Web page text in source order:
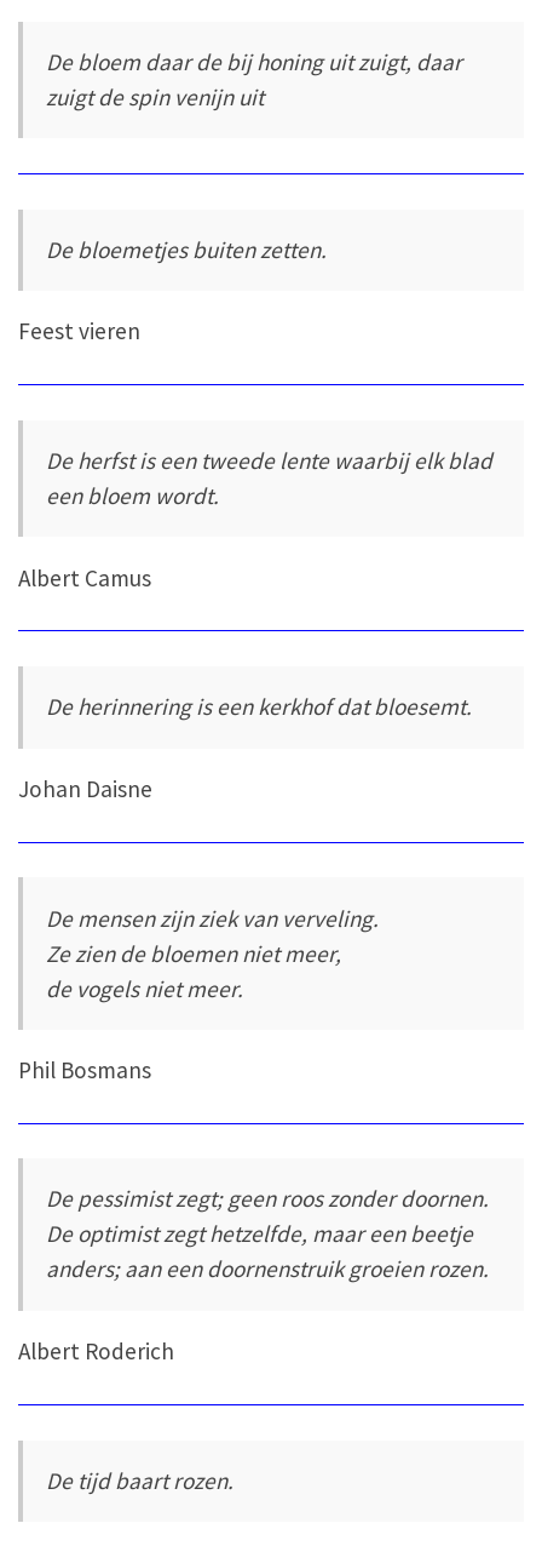
De bloem daar de bij honing uit zuigt, daar
zuigt de spin venijn uit
De bloemetjes buiten zetten.
Feest vieren
De herfst is een tweede lente waarbij elk blad
een bloem wordt.
Albert Camus
De herinnering is een kerkhof dat bloesemt.
Johan Daisne
De mensen zijn ziek van verveling.
Ze zien de bloemen niet meer,
de vogels niet meer.
Phil Bosmans
De pessimist zegt; geen roos zonder doornen.
De optimist zegt hetzelfde, maar een beetje
anders; aan een doornenstruik groeien rozen.
Albert Roderich
De tijd baart rozen.